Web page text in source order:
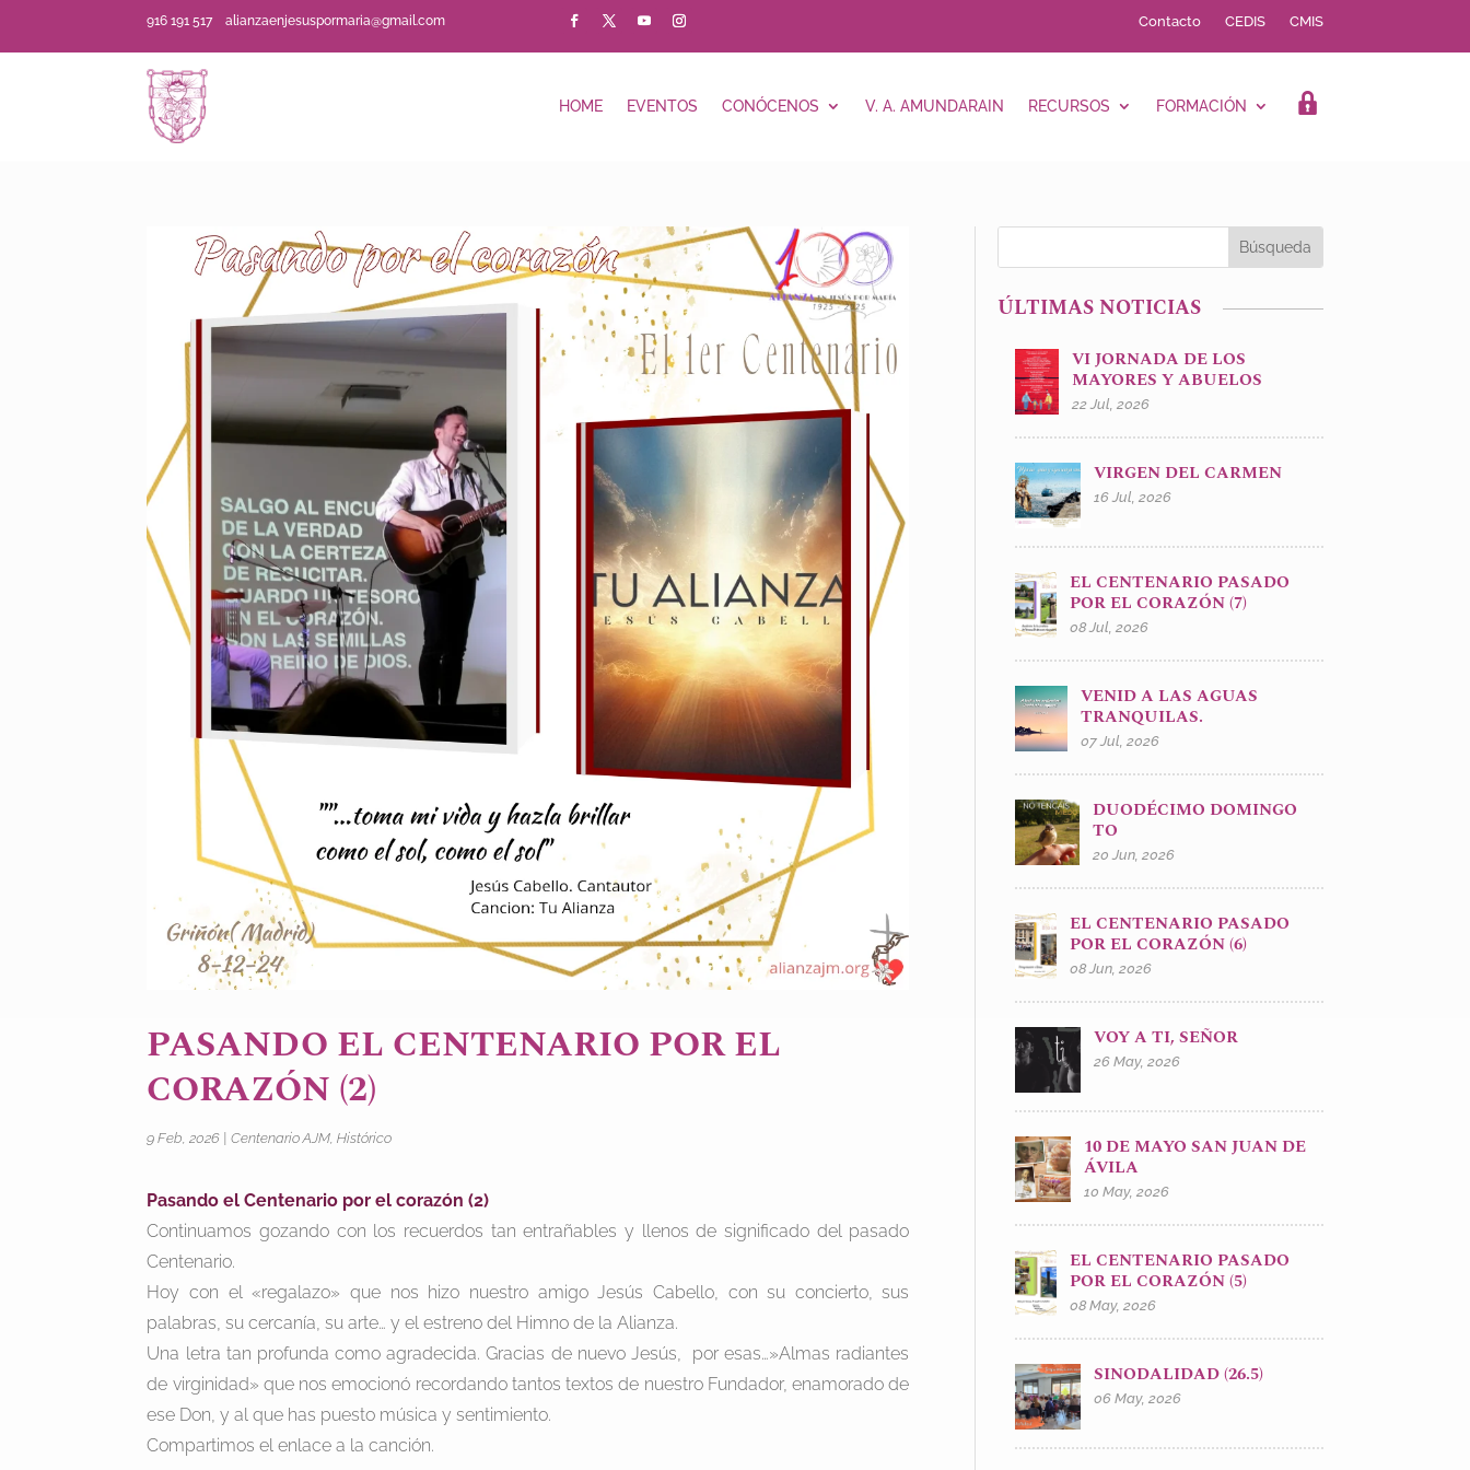
916 191 517alianzaenjesuspormaria@gmail.com Contacto CEDIS CMIS
HOME EVENTOS CONÓCENOS V. A. AMUNDARAIN RECURSOS FORMACIÓN LOGIN
PASANDO EL CENTENARIO POR EL
CORAZÓN (2)
9 Feb, 2026 |Centenario AJM ,Histórico
Pasando el Centenario por el corazón (2)
Continuamos gozando con los recuerdos tan entrañables y llenos de significado del pasado
Centenario.
Hoy con el «regalazo» que nos hizo nuestro amigo Jesús Cabello, con su concierto, sus
palabras, su cercanía, su arte… y el estreno del Himno de la Alianza.
Una letra tan profunda como agradecida. Gracias de nuevo Jesús, por esas…»Almas radiantes
de virginidad» que nos emocionó recordando tantos textos de nuestro Fundador, enamorado de
ese Don, y al que has puesto música y sentimiento.
Compartimos el enlace a la canción.
ÚLTIMAS NOTICIAS
VI JORNADA DE LOS
MAYORES Y ABUELOS
22 Jul, 2026
VIRGEN DEL CARMEN
16 Jul, 2026
EL CENTENARIO PASADO
POR EL CORAZÓN (7)
08 Jul, 2026
VENID A LAS AGUAS
TRANQUILAS.
07 Jul, 2026
DUODÉCIMO DOMINGO
TO
20 Jun, 2026
EL CENTENARIO PASADO
POR EL CORAZÓN (6)
08 Jun, 2026
VOY A TI, SEÑOR
26 May, 2026
10 DE MAYO SAN JUAN DE
ÁVILA
10 May, 2026
EL CENTENARIO PASADO
POR EL CORAZÓN (5)
08 May, 2026
SINODALIDAD (26.5)
06 May, 2026